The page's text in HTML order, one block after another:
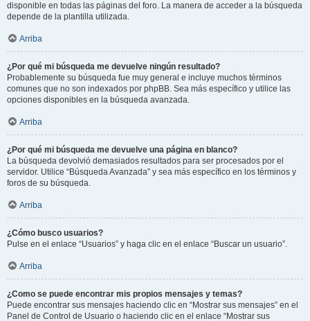
disponible en todas las páginas del foro. La manera de acceder a la búsqueda
depende de la plantilla utilizada.
Arriba
¿Por qué mi búsqueda me devuelve ningún resultado?
Probablemente su búsqueda fue muy general e incluye muchos términos
comunes que no son indexados por phpBB. Sea más específico y utilice las
opciones disponibles en la búsqueda avanzada.
Arriba
¿Por qué mi búsqueda me devuelve una página en blanco?
La búsqueda devolvió demasiados resultados para ser procesados por el
servidor. Utilice “Búsqueda Avanzada” y sea más específico en los términos y
foros de su búsqueda.
Arriba
¿Cómo busco usuarios?
Pulse en el enlace “Usuarios” y haga clic en el enlace “Buscar un usuario”.
Arriba
¿Como se puede encontrar mis propios mensajes y temas?
Puede encontrar sus mensajes haciendo clic en “Mostrar sus mensajes” en el
Panel de Control de Usuario o haciendo clic en el enlace “Mostrar sus